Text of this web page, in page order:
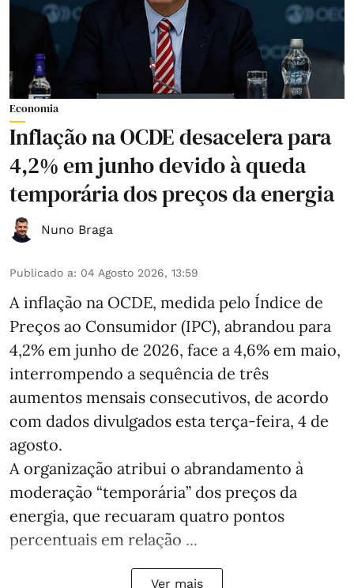
Economia
Inflação na OCDE desacelera para
4,2% em junho devido à queda
temporária dos preços da energia
Nuno Braga
Publicado a: 04 Agosto 2026, 13:59
A inflação na OCDE, medida pelo Índice de
Preços ao Consumidor (IPC), abrandou para
4,2% em junho de 2026, face a 4,6% em maio,
interrompendo a sequência de três
aumentos mensais consecutivos, de acordo
com dados divulgados esta terça-feira, 4 de
agosto.
A organização atribui o abrandamento à
moderação “temporária” dos preços da
energia, que recuaram quatro pontos
percentuais em relação ...
Ver mais